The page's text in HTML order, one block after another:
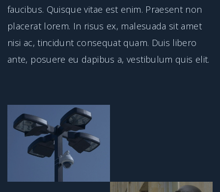
faucibus. Quisque vitae est enim. Praesent non
placerat lorem. In risus ex, malesuada sit amet
nisi ac, tincidunt consequat quam. Duis libero
ante, posuere eu dapibus a, vestibulum quis elit.